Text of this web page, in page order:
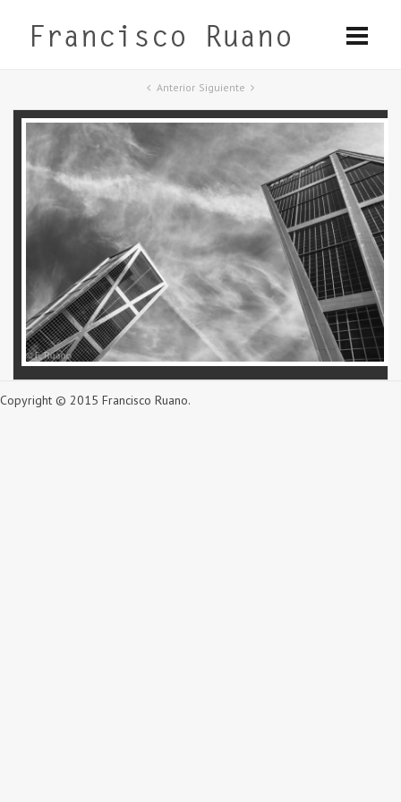
Anterior Siguiente
Copyright © 2015 Francisco Ruano.